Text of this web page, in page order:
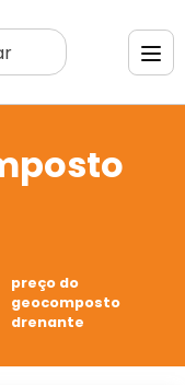
preço do
geocomposto
drenante